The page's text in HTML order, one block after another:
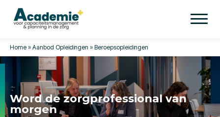
Home » Aanbod Opleidingen » Beroepsopleidingen
Word de zorgprofessional van
morgen